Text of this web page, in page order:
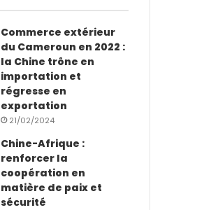
Commerce extérieur
du Cameroun en 2022 :
la Chine trône en
importation et
régresse en
exportation
21/02/2024
Chine-Afrique :
renforcer la
coopération en
matière de paix et
sécurité